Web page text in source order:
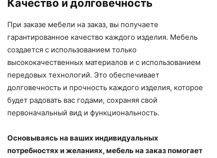
Качество и долговечность
При заказе мебели на заказ, вы получаете
гарантированное качество каждого изделия. Мебель
создается с использованием только
высококачественных материалов и с использованием
передовых технологий. Это обеспечивает
долговечность и прочность каждого изделия, которое
будет радовать вас годами, сохраняя свой
первоначальный вид и функциональность.
Основываясь на ваших индивидуальных
потребностях и желаниях, мебель на заказ помогает